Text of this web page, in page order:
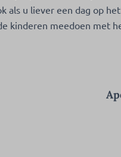
als u liever een dag op
kinderen meedoen met